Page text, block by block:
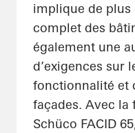
implique de plus
complet des
également une
d’exigences sur
fonctionnalité et
façades. Avec la
Schüco FACID